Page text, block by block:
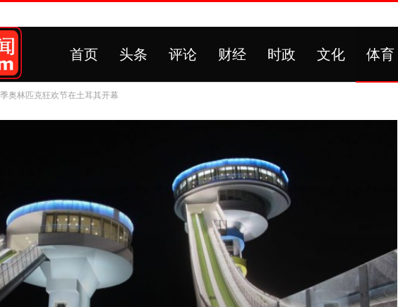
首页 头条 评论 财经 时政 文化 体育
奥林匹克狂欢节在土耳其开幕